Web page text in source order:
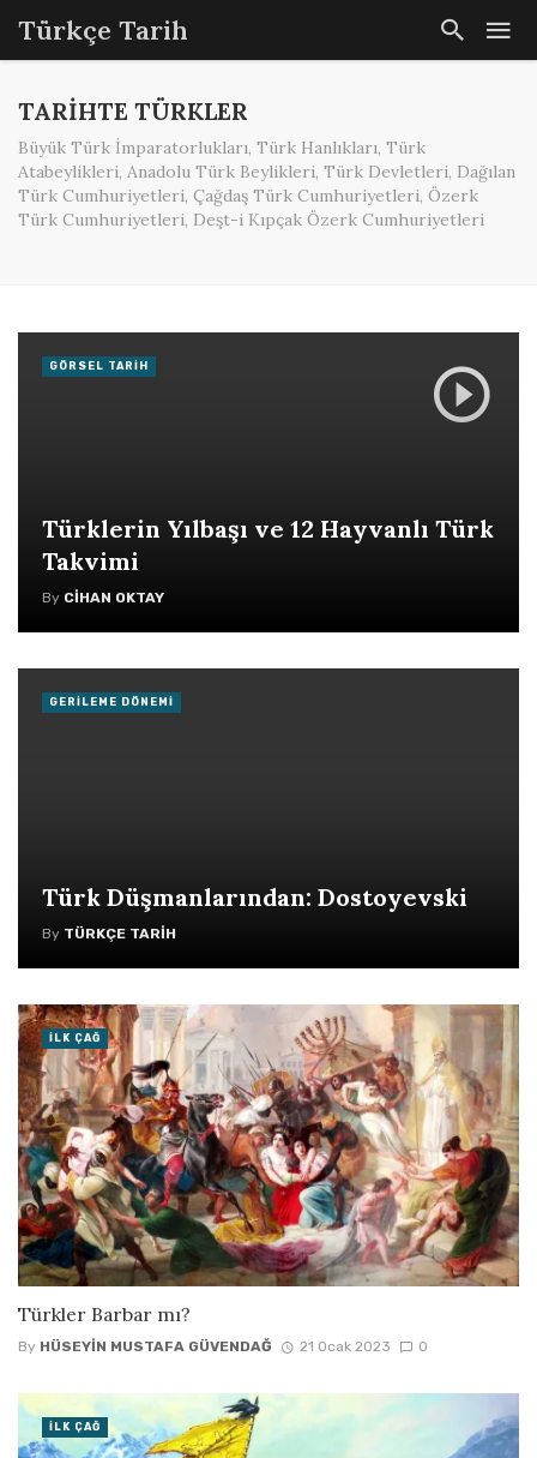
Türkçe Tarih
TARIHTE TÜRKLER
Büyük Türk İmparatorlukları, Türk Hanlıkları, Türk
Atabeylikleri, Anadolu Türk Beylikleri, Türk Devletleri, Dağılan
Türk Cumhuriyetleri, Çağdaş Türk Cumhuriyetleri, Özerk
Türk Cumhuriyetleri, Deşt-i Kıpçak Özerk Cumhuriyetleri
Türklerin Yılbaşı ve 12 Hayvanlı Türk
Takvimi
By CIHAN OKTAY
GÖRSEL TARIH
Türk Düşmanlarından: Dostoyevski
By TÜRKÇE TARIH
GERILEME DÖNEMI
Türkler Barbar mı?
By HÜSEYIN MUSTAFA GÜVENDAĞ 21 Ocak 2023 0
İLK ÇAĞ
İLK ÇAĞ